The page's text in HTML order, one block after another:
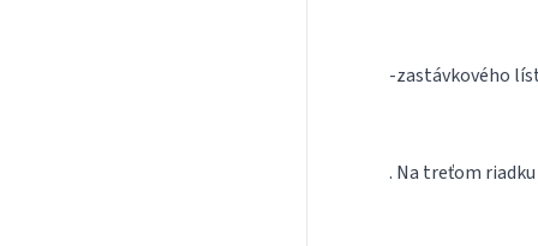
-zastávkového
. Na treťom